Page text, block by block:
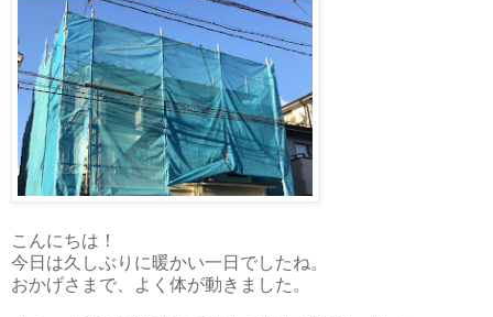
こんにちは！
今日は久しぶりに暖かい一日でしたね。
おかげさまで、よく体が動きました。